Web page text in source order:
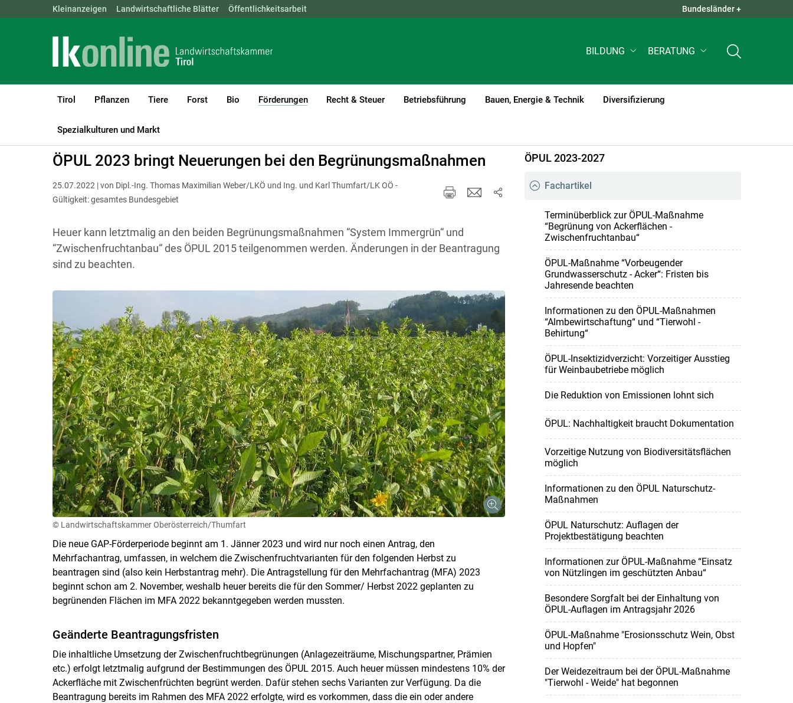
Skip to main content
Landwirtschaftskammern: ÖSTERREICH BGLD KTN NÖ OÖ QUICK LINKS +
Kleinanzeigen Landwirtschaftliche Blätter Öffentlichkeitsarbeit Bundesländer +
BILDUNG BERATUNG
Tirol Pflanzen Tiere Forst Bio Förderungen
(current)1
Recht & Steuer Betriebsführung Bauen, Energie & Technik Diversifizierung
Spezialkulturen und Markt
LK Tirol Förderungen ÖPUL
ÖPUL 2023 bringt Neuerungen bei den Begrünungsmaßnahmen
25.07.2022 | von Dipl.-Ing. Thomas Maximilian Weber/LKÖ und Ing. und Karl Thumfart/LK OÖ -
Gültigkeit: gesamtes Bundesgebiet
Heuer kann letztmalig an den beiden Begrünungsmaßnahmen “System Immergrün“ und
“Zwischenfruchtanbau“ des ÖPUL 2015 teilgenommen werden. Änderungen in der Beantragung
sind zu beachten.
© Landwirtschaftskammer Oberösterreich/Thumfart
Die neue GAP-Förderperiode beginnt am 1. Jänner 2023 und wird nur noch einen Antrag, den
Mehrfachantrag, umfassen, in welchem die Zwischenfruchtvarianten für den folgenden Herbst zu
beantragen sind (also kein Herbstantrag mehr). Die Antragstellung für den Mehrfachantrag (MFA) 2023
beginnt schon am 2. November, weshalb heuer bereits die für den Sommer/ Herbst 2022 geplanten zu
begrünenden Flächen im MFA 2022 bekanntgegeben werden mussten.
Geänderte Beantragungsfristen
Die inhaltliche Umsetzung der Zwischenfruchtbegrünungen (Anlagezeiträume, Mischungspartner, Prämien
etc.) erfolgt letztmalig aufgrund der Bestimmungen des ÖPUL 2015. Auch heuer müssen mindestens 10% der
Ackerfläche mit Zwischenfrüchten begrünt werden. Dafür stehen sechs Varianten zur Verfügung. Da die
Beantragung bereits im Rahmen des MFA 2022 erfolgte, wird es vorkommen, dass die ein oder andere
ÖPUL 2023-2027
Fachartikel
Terminüberblick zur ÖPUL-Maßnahme
“Begrünung von Ackerflächen -
Zwischenfruchtanbau“
ÖPUL-Maßnahme “Vorbeugender
Grundwasserschutz - Acker“: Fristen bis
Jahresende beachten
Informationen zu den ÖPUL-Maßnahmen
“Almbewirtschaftung“ und “Tierwohl -
Behirtung“
ÖPUL-Insektizidverzicht: Vorzeitiger Ausstieg
für Weinbaubetriebe möglich
Die Reduktion von Emissionen lohnt sich
ÖPUL: Nachhaltigkeit braucht Dokumentation
Vorzeitige Nutzung von Biodiversitätsflächen
möglich
Informationen zu den ÖPUL Naturschutz-
Maßnahmen
ÖPUL Naturschutz: Auflagen der
Projektbestätigung beachten
Informationen zur ÖPUL-Maßnahme “Einsatz
von Nützlingen im geschützten Anbau“
Besondere Sorgfalt bei der Einhaltung von
ÖPUL-Auflagen im Antragsjahr 2026
ÖPUL-Maßnahme "Erosionsschutz Wein, Obst
und Hopfen"
Der Weidezeitraum bei der ÖPUL-Maßnahme
"Tierwohl - Weide" hat begonnen